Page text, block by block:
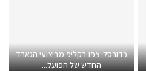
כדורסל: צפו בקליפ מביצועי הגארד
החדש של הפועל...